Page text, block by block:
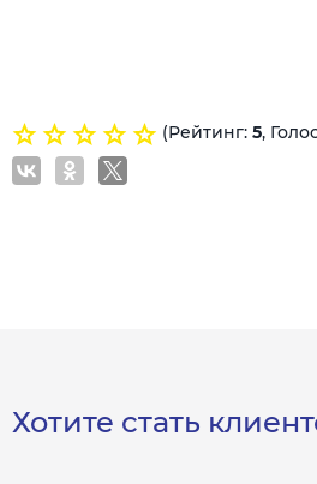
(Рейтинг: 5,
Хотите стать